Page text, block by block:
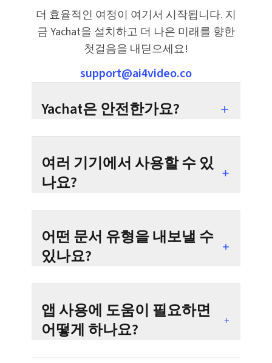
더 효율적인 여정이 여기서 시작됩니다. 지
금 Yachat을 설치하고 더 나은 미래를 향한
첫걸음을 내딛으세요!
support@ai4video.co
Yachat은 안전한가요?
여러 기기에서 사용할 수 있
나요?
어떤 문서 유형을 내보낼 수
있나요?
앱 사용에 도움이 필요하면
어떻게 하나요?